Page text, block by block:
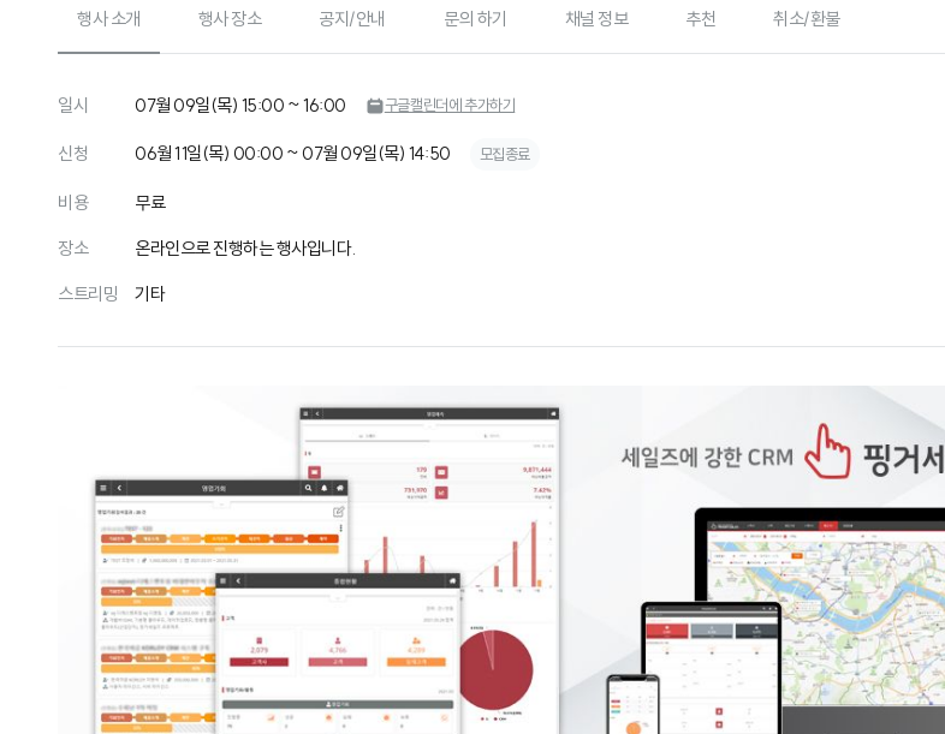
행사 소개 행사 장소 공지/안내 문의 하기 채널 정보 추천 취소/환불
일시 07월 09일(목) 15:00 ~ 16:00 구글캘린더에 추가하기
신청 06월 11일(목) 00:00 ~ 07월 09일(목) 14:50 모집종료
비용
무료
장소
온라인으로 진행하는 행사입니다.
스트리밍
기타